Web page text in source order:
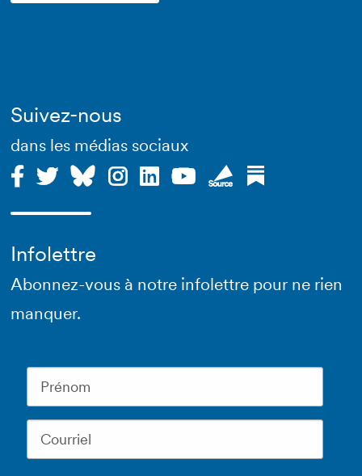
Suivez-nous
dans les médias sociaux
Infolettre
Abonnez-vous à notre infolettre pour ne rien
manquer.